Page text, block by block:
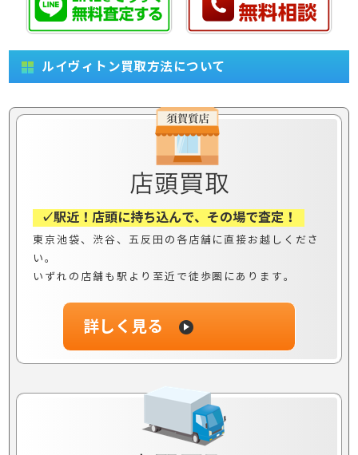
ルイヴィトン買取方法について
✓駅近！店頭に持ち込んで、その場で査定！
東京池袋、渋谷、五反田の各店舗に直接お越しくださ
い。
いずれの店舗も駅より至近で徒歩圏にあります。
詳しく見る